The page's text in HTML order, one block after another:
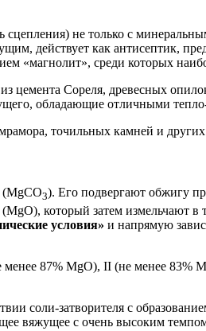
не только с
действует как антисептик,
«магнолит», среди которых
цемента Сореля, древесных
обладающие отличными
точильных камней и
(MgCO3). Его подвергают обжигу
который затем измельчают
условия» и напрямую
87% MgO), II (не менее
соли-затворителя с
вяжущее с очень высоким